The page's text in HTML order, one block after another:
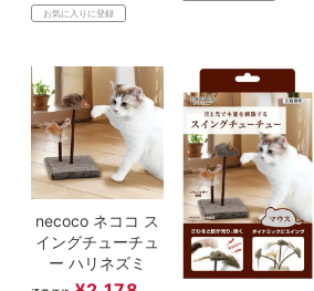
お気に入りに登録
necoco ネココ ス
イングチューチュ
ー ハリネズミ